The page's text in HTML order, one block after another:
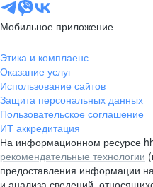
Мобильное приложение
Этика и комплаенс
Оказание услуг
Использование сайтов
Защита персональных данных
Пользовательское соглашение
ИТ аккредитация
На информационном ресурсе
рекомендательные технологии
предоставления информации
и анализа сведений,